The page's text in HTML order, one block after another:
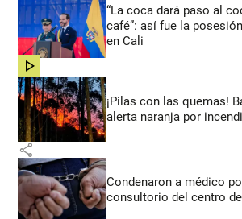
“La coca dará paso al
café”: así fue la
en Cali
share
¡Pilas con las quemas!
alerta naranja por
share
Condenaron a médico
consultorio del centro